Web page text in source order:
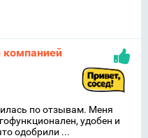
компанией
по отзывам. Меня
удобен и
одобрили ...